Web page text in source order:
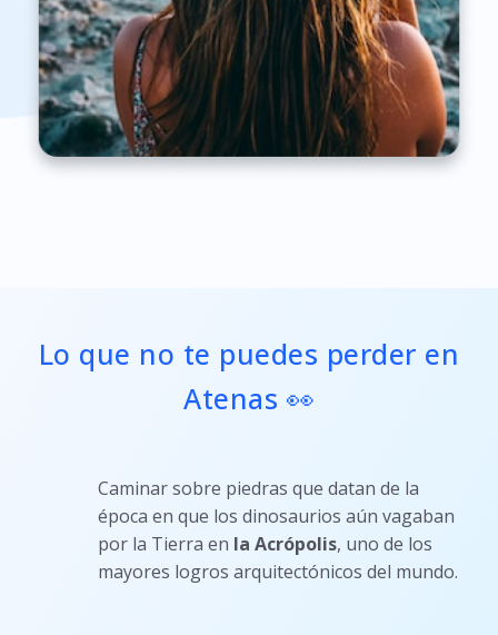
Lo que no te puedes perder en
Atenas 👀
Caminar sobre piedras que datan de la
época en que los dinosaurios aún vagaban
por la Tierra en la Acrópolis, uno de los
mayores logros arquitectónicos del mundo.